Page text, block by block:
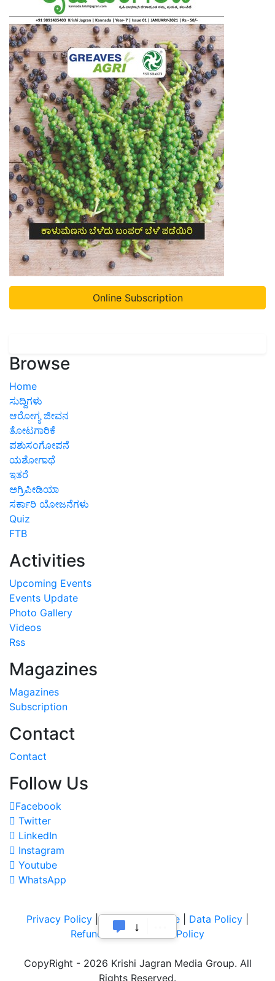
Online Subscription
Browse
Home
ಸುದ್ದಿಗಳು
ಆರೋಗ್ಯ ಜೀವನ
ತೋಟಗಾರಿಕೆ
ಪಶುಸಂಗೋಪನೆ
ಯಶೋಗಾಥೆ
ಇತರೆ
ಅಗ್ರಿಪೀಡಿಯಾ
ಸರ್ಕಾರಿ ಯೋಜನೆಗಳು
Quiz
FTB
Activities
Upcoming Events
Events Update
Photo Gallery
Videos
Rss
Magazines
Magazines
Subscription
Contact
Contact
Follow Us
Facebook
Twitter
LinkedIn
Instagram
Youtube
WhatsApp
Privacy Policy |Terms of Service Data Policy
Refund & Cancellation Policy
CopyRight - 2026 Krishi Jagran Media Group. All
Rights Reserved.